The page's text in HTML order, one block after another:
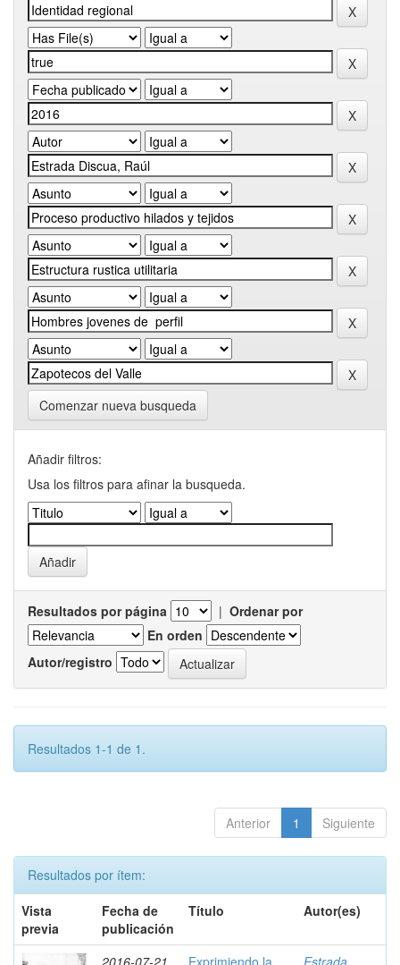
Comenzar nueva busqueda
Añadir filtros:
Usa los filtros para afinar la busqueda.
Resultados por página | Ordenar por
En orden
Autor/registro
Resultados 1-1 de 1.
Anterior 1 Siguiente
Resultados por ítem:
Vista
previa
Fecha de
publicación
Título Autor(es)
2016-07-21
Exprimiendo la
Estrada